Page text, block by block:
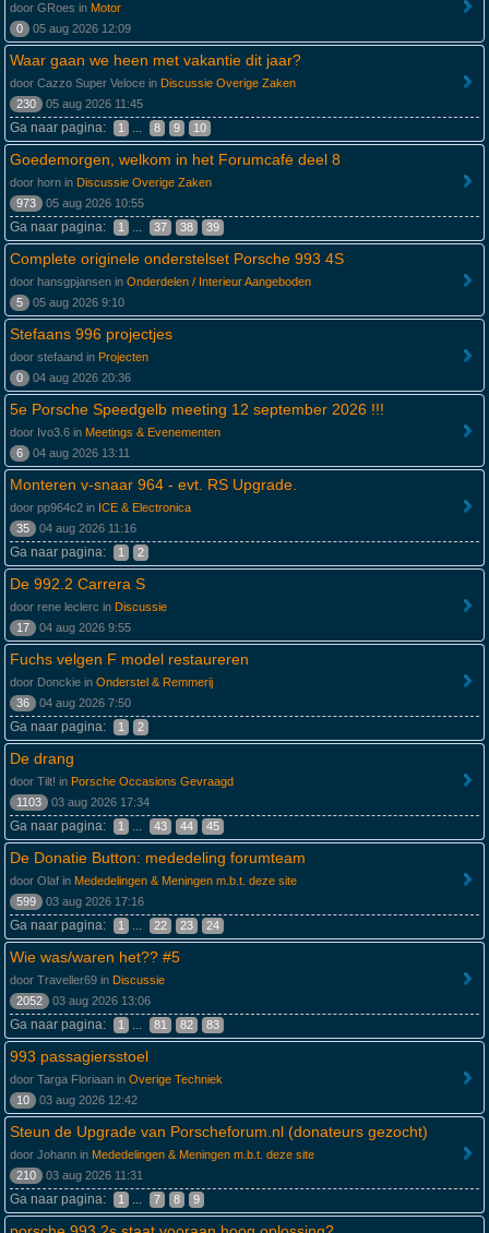
door GRoes in Motor
0
05 aug 2026 12:09
Waar gaan we heen met vakantie dit jaar?
door Cazzo Super Veloce in Discussie Overige Zaken
230
05 aug 2026 11:45
Ga naar pagina: 1 ... 8 9 10
Goedemorgen, welkom in het Forumcafė deel 8
door horn in Discussie Overige Zaken
973
05 aug 2026 10:55
Ga naar pagina: 1 ... 37 38 39
Complete originele onderstelset Porsche 993 4S
door hansgpjansen in Onderdelen / Interieur Aangeboden
5
05 aug 2026 9:10
Stefaans 996 projectjes
door stefaand in Projecten
0
04 aug 2026 20:36
5e Porsche Speedgelb meeting 12 september 2026 !!!
door Ivo3.6 in Meetings & Evenementen
6
04 aug 2026 13:11
Monteren v-snaar 964 - evt. RS Upgrade.
door pp964c2 in ICE & Electronica
35
04 aug 2026 11:16
Ga naar pagina: 1 2
De 992.2 Carrera S
door rene leclerc in Discussie
17
04 aug 2026 9:55
Fuchs velgen F model restaureren
door Donckie in Onderstel & Remmerij
36
04 aug 2026 7:50
Ga naar pagina: 1 2
De drang
door Tilt! in Porsche Occasions Gevraagd
1103
03 aug 2026 17:34
Ga naar pagina: 1 ... 43 44 45
De Donatie Button: mededeling forumteam
door Olaf in Mededelingen & Meningen m.b.t. deze site
599
03 aug 2026 17:16
Ga naar pagina: 1 ... 22 23 24
Wie was/waren het?? #5
door Traveller69 in Discussie
2052
03 aug 2026 13:06
Ga naar pagina: 1 ... 81 82 83
993 passagiersstoel
door Targa Floriaan in Overige Techniek
10
03 aug 2026 12:42
Steun de Upgrade van Porscheforum.nl (donateurs gezocht)
door Johann in Mededelingen & Meningen m.b.t. deze site
210
03 aug 2026 11:31
Ga naar pagina: 1 ... 7 8 9